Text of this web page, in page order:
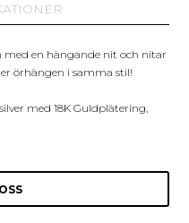
med en hängande nit och nitar
örhängen i samma stil!
med 18K Guldplätering,